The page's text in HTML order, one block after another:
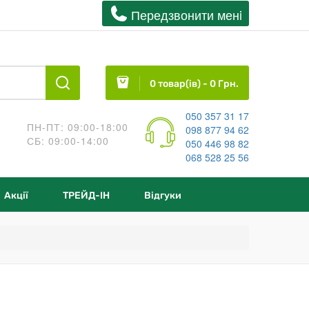
Передзвонити менi
0 товар(ів) - 0 Грн.
ПН-ПТ: 09:00-18:00
СБ: 09:00-14:00
050 357 31 17
098 877 94 62
050 446 98 82
068 528 25 56
Акції ТРЕЙД-IН Відгуки